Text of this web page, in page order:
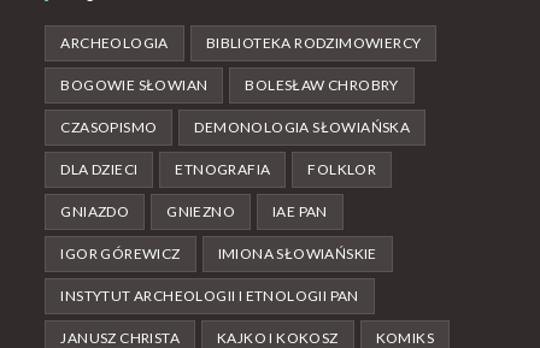
ARCHEOLOGIA BIBLIOTEKA RODZIMOWIERCY
BOGOWIE SŁOWIAN BOLESŁAW CHROBRY
CZASOPISMO DEMONOLOGIA SŁOWIAŃSKA
DLA DZIECI ETNOGRAFIA FOLKLOR
GNIAZDO GNIEZNO IAE PAN
IGOR GÓREWICZ IMIONA SŁOWIAŃSKIE
INSTYTUT ARCHEOLOGII I ETNOLOGII PAN
JANUSZ CHRISTA KAJKO I KOKOSZ KOMIKS